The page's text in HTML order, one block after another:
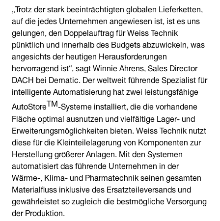
„Trotz der stark beeinträchtigten globalen Lieferketten,
auf die jedes Unternehmen angewiesen ist, ist es uns
gelungen, den Doppelauftrag für Weiss Technik
pünktlich und innerhalb des Budgets abzuwickeln, was
angesichts der heutigen Herausforderungen
hervorragend ist“, sagt Winnie Ahrens, Sales Director
DACH bei Dematic. Der weltweit führende Spezialist für
intelligente Automatisierung hat zwei leistungsfähige
AutoStoreTM-Systeme installiert, die die vorhandene
Fläche optimal ausnutzen und vielfältige Lager- und
Erweiterungsmöglichkeiten bieten. Weiss Technik nutzt
diese für die Kleinteilelagerung von Komponenten zur
Herstellung größerer Anlagen. Mit den Systemen
automatisiert das führende Unternehmen in der
Wärme-, Klima- und Pharmatechnik seinen gesamten
Materialfluss inklusive des Ersatzteileversands und
gewährleistet so zugleich die bestmögliche Versorgung
der Produktion.